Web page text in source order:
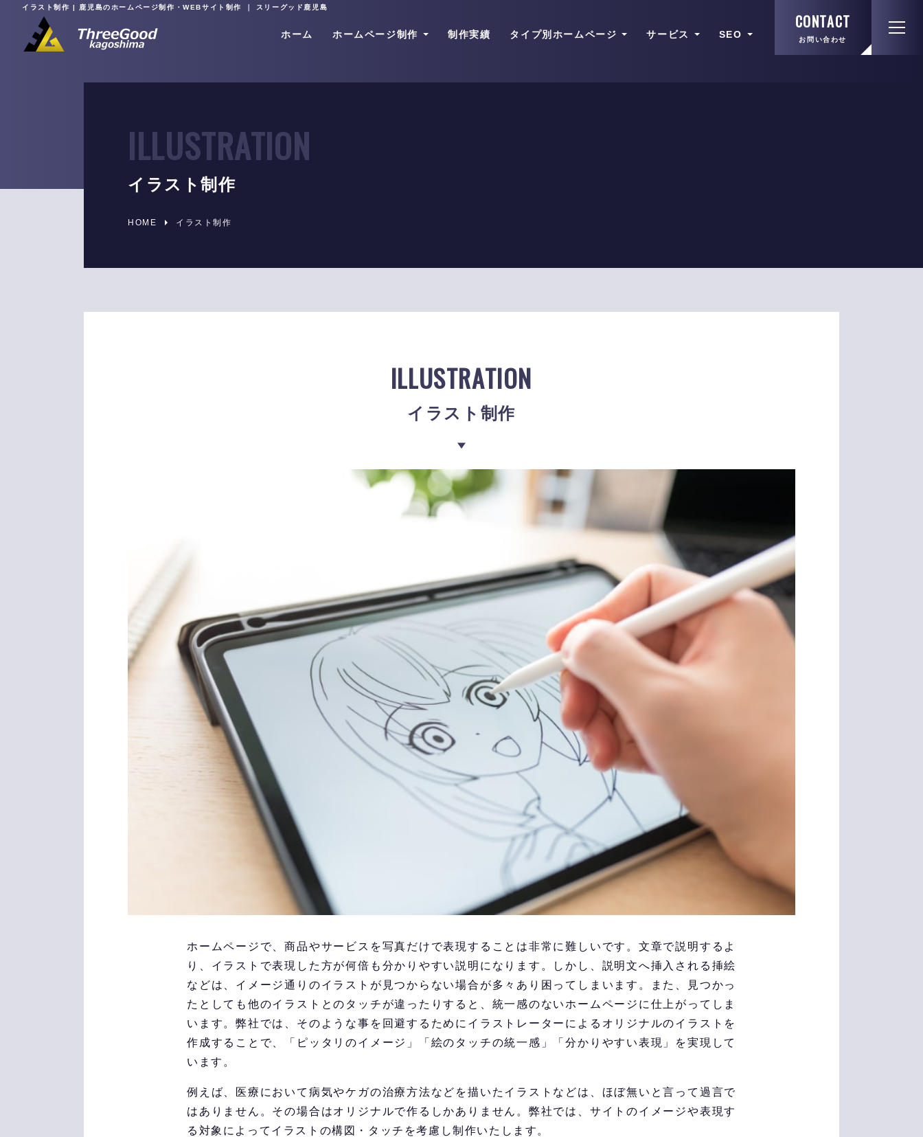
イラスト制作 | 鹿児島のホームページ制作・WEBサイト制作 ｜ スリーグッド鹿児島
ホーム ホームページ制作
る方
制作実績 タイプ別ホームページ サービス
WEBコンサルティング
SEO お問い合わせ
イラスト制作
HOME イラスト制作
イラスト制作
ホームページで、商品やサービスを写真だけで表現することは非常に難しいです。文章で説明するよ
り、イラストで表現した方が何倍も分かりやすい説明になります。しかし、説明文へ挿入される挿絵
などは、イメージ通りのイラストが見つからない場合が多々あり困ってしまいます。また、見つかっ
たとしても他のイラストとのタッチが違ったりすると、統一感のないホームページに仕上がってしま
います。弊社では、そのような事を回避するためにイラストレーターによるオリジナルのイラストを
作成することで、「ピッタリのイメージ」「絵のタッチの統一感」「分かりやすい表現」を実現して
います。
例えば、医療において病気やケガの治療方法などを描いたイラストなどは、ほぼ無いと言って過言で
はありません。その場合はオリジナルで作るしかありません。弊社では、サイトのイメージや表現す
る対象によってイラストの構図・タッチを考慮し制作いたします。